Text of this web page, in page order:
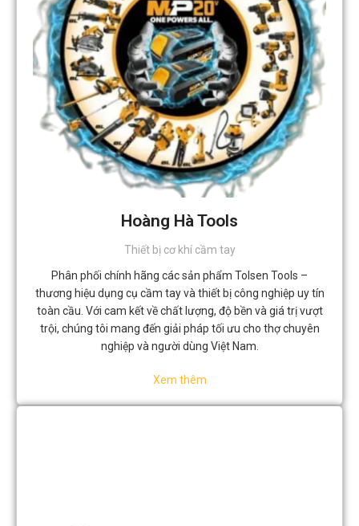
Hoàng Hà Tools
Thiết bị cơ khí cầm tay
Phân phối chính hãng các sản phẩm Tolsen Tools –
thương hiệu dụng cụ cầm tay và thiết bị công nghiệp uy tín
toàn cầu. Với cam kết về chất lượng, độ bền và giá trị vượt
trội, chúng tôi mang đến giải pháp tối ưu cho thợ chuyên
nghiệp và người dùng Việt Nam.
Xem thêm